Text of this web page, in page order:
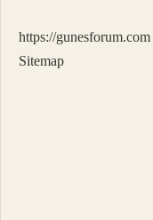
https://gunesforum.com
Sitemap